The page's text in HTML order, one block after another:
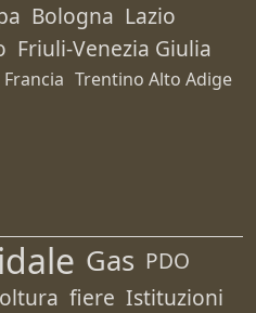
Bologna Lazio
Friuli-Venezia Giulia
Francia Trentino Alto Adige
Gas PDO
fiere Istituzioni